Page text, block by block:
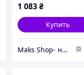
1 083 ₴
Купить
Maks Shop- надежный и перспективный интернет магазин сумок и аксессуаров